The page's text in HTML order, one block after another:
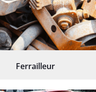
Ferrailleur